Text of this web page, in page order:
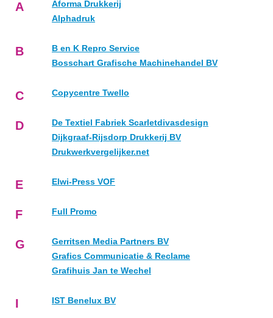
A
Aforma Drukkerij
Alphadruk
B
B en K Repro Service
Bosschart Grafische Machinehandel BV
C Copycentre Twello
D
De Textiel Fabriek Scarletdivasdesign
Dijkgraaf-Rijsdorp Drukkerij BV
Drukwerkvergelijker.net
E Elwi-Press VOF
F Full Promo
G
Gerritsen Media Partners BV
Grafics Communicatie & Reclame
Grafihuis Jan te Wechel
I IST Benelux BV